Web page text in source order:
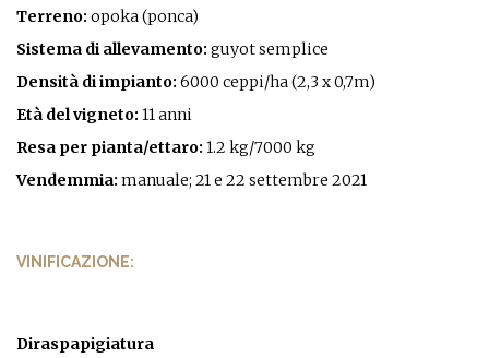
Terreno: opoka (ponca)
Sistema di allevamento: guyot semplice
Densità di impianto: 6000 ceppi/ha (2,3 x 0,7m)
Età del vigneto: 11 anni
Resa per pianta/ettaro: 1.2 kg/7000 kg
Vendemmia: manuale; 21 e 22 settembre 2021
VINIFICAZIONE:
Diraspapigiatura